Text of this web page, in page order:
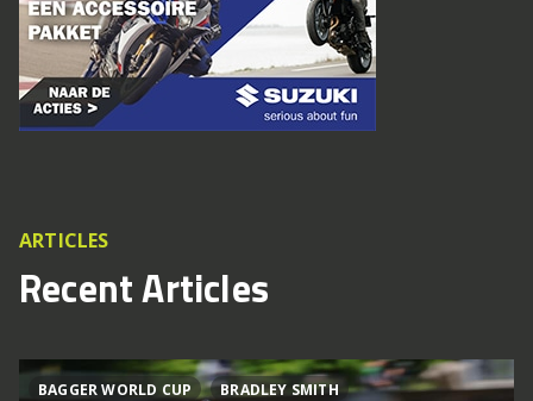
ARTICLES
Recent Articles
BAGGER WORLD CUP BRADLEY SMITH